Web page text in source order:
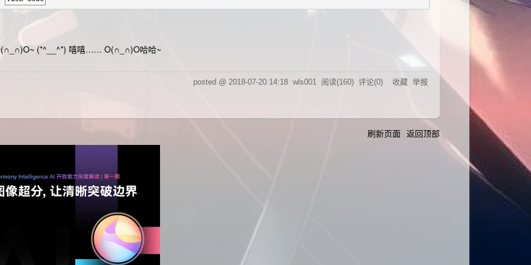
(*^__^*) 嘻嘻…… O(∩_∩)O哈哈~
posted @ 2018-07-20 14:18 wls001阅读(160) 评论(0) 收藏 举报
刷新页面 返回顶部